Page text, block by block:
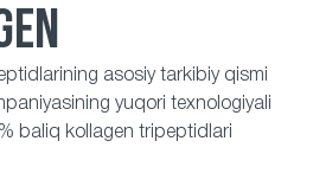
asosiy tarkibiy qismi
yuqori texnologiyali
baliq kollagen tripeptidlari